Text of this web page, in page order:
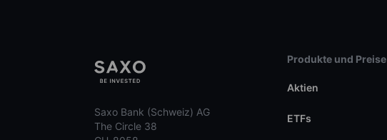
Saxo Bank (Schweiz) AG
The Circle 38
Produkte und Preise
Aktien
ETFs